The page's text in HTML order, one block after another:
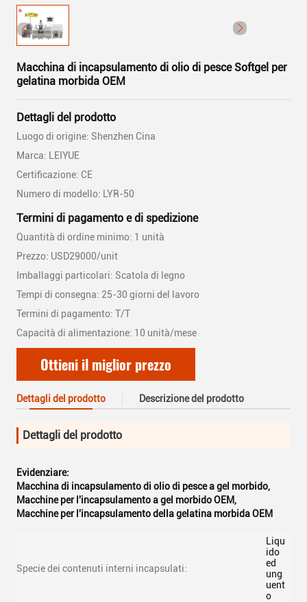
Macchina di incapsulamento di olio di pesce Softgel per
gelatina morbida OEM
Dettagli del prodotto
Luogo di origine: Shenzhen Cina
Marca: LEIYUE
Certificazione: CE
Numero di modello: LYR-50
Termini di pagamento e di spedizione
Quantità di ordine minimo: 1 unità
Prezzo: USD29000/unit
Imballaggi particolari: Scatola di legno
Tempi di consegna: 25-30 giorni del lavoro
Termini di pagamento: T/T
Capacità di alimentazione: 10 unità/mese
Ottieni il miglior prezzo
Dettagli del prodotto Descrizione del prodotto
Dettagli del prodotto
Evidenziare:
Macchina di incapsulamento di olio di pesce a gel morbido,
Macchine per l'incapsulamento a gel morbido OEM,
Macchine per l'incapsulamento della gelatina morbida OEM
Specie dei contenuti interni incapsulati:
Liqu
ido
ed
ung
uent
o